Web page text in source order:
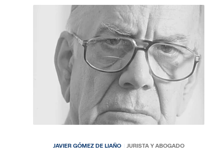
JAVIER GÓMEZ DE LIAÑO JURISTA Y ABOGADO